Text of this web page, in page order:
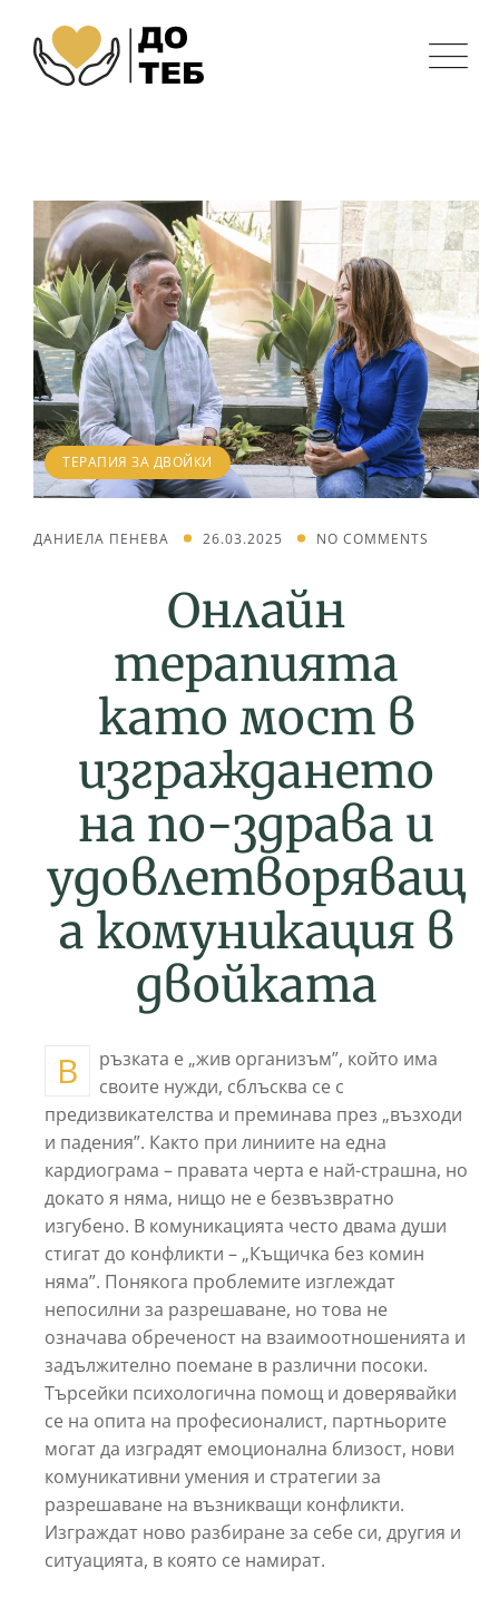
ТЕРАПИЯ ЗА ДВОЙКИ
ДАНИЕЛА ПЕНЕВА 26.03.2025 NO COMMENTS
Онлайн
терапията
като мост в
изграждането
на по-здрава и
удовлетворяващ
а комуникация в
двойката
Връзката е „жив организъм”, който има
своите нужди, сблъсква се с
предизвикателства и преминава през „възходи
и падения”. Както при линиите на една
кардиограма – правата черта е най-страшна, но
докато я няма, нищо не е безвъзвратно
изгубено. В комуникацията често двама души
стигат до конфликти – „Къщичка без комин
няма”. Понякога проблемите изглеждат
непосилни за разрешаване, но това не
означава обреченост на взаимоотношенията и
задължително поемане в различни посоки.
Търсейки психологична помощ и доверявайки
се на опита на професионалист, партньорите
могат да изградят емоционална близост, нови
комуникативни умения и стратегии за
разрешаване на възникващи конфликти.
Изграждат ново разбиране за себе си, другия и
ситуацията, в която се намират.